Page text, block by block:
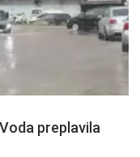
preplavila